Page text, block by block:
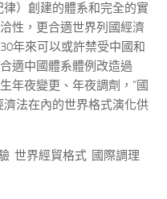
）創建的體系和完全的實
性，更合適世界列國經濟
年來可以或許禁受中國和
適中國體系體例改造過
年夜變更、年夜調劑，“國
法在內的世界格式演化供
世界經貿格式 國際調理